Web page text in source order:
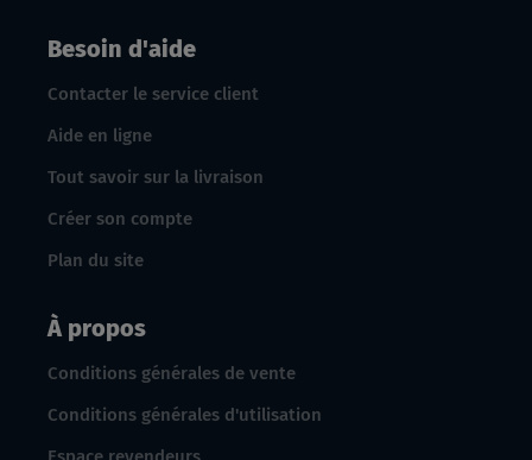
Besoin d'aide
Contacter le service client
Aide en ligne
Tout savoir sur la livraison
Créer son compte
Plan du site
À propos
Conditions générales de vente
Conditions générales d'utilisation